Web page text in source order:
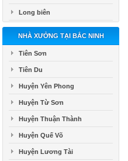
Long biên
NHÀ XƯỞNG TẠI BẮC NINH
Tiên Sơn
Tiên Du
Huyện Yên Phong
Huyện Từ Sơn
Huyện Thuận Thành
Huyện Quế Võ
Huyện Lương Tài